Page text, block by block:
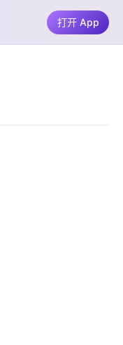
打开 App